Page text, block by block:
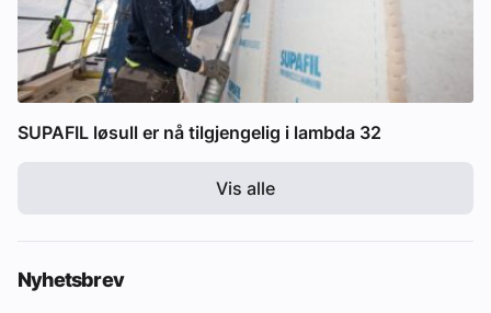
SUPAFIL løsull er nå tilgjengelig i lambda 32
Vis alle
Nyhetsbrev